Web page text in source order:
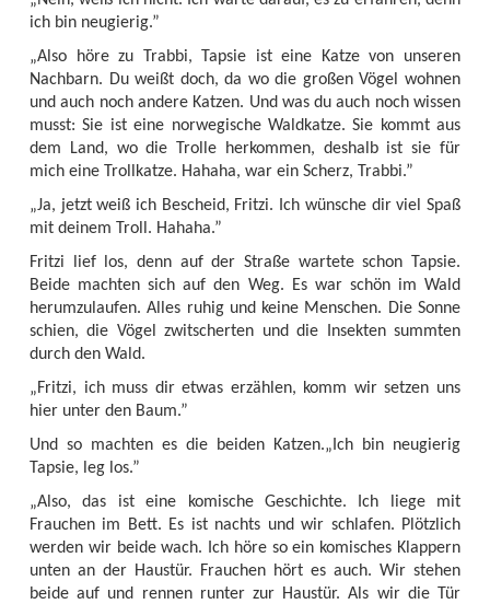
ich bin neugierig.”
„Also höre zu Trabbi, Tapsie ist eine Katze von unseren
Nachbarn. Du weißt doch, da wo die großen Vögel wohnen
und auch noch andere Katzen. Und was du auch noch wissen
musst: Sie ist eine norwegische Waldkatze. Sie kommt aus
dem Land, wo die Trolle herkommen, deshalb ist sie für
mich eine Trollkatze. Hahaha, war ein Scherz, Trabbi.”
„Ja, jetzt weiß ich Bescheid, Fritzi. Ich wünsche dir viel Spaß
mit deinem Troll. Hahaha.”
Fritzi lief los, denn auf der Straße wartete schon Tapsie.
Beide machten sich auf den Weg. Es war schön im Wald
herumzulaufen. Alles ruhig und keine Menschen. Die Sonne
schien, die Vögel zwitscherten und die Insekten summten
durch den Wald.
„Fritzi, ich muss dir etwas erzählen, komm wir setzen uns
hier unter den Baum.”
Und so machten es die beiden Katzen.„Ich bin neugierig
Tapsie, leg los.”
„Also, das ist eine komische Geschichte. Ich liege mit
Frauchen im Bett. Es ist nachts und wir schlafen. Plötzlich
werden wir beide wach. Ich höre so ein komisches Klappern
unten an der Haustür. Frauchen hört es auch. Wir stehen
beide auf und rennen runter zur Haustür. Als wir die Tür